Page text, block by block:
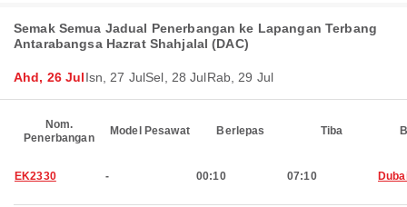
Semak Semua Jadual Penerbangan ke Lapangan Terbang
Antarabangsa Hazrat Shahjalal (DAC)
Ahd, 26 JulIsn, 27 JulSel, 28 JulRab, 29 Jul
Nom.
Penerbangan
Model Pesawat Berlepas Tiba
EK2330 - 00:10 07:10